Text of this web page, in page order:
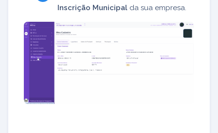
Inscrição Municipal da sua empresa.